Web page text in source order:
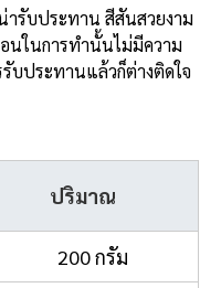
ารับประทาน สีสันสวยงาม
นในการทำนั้นไม่มีความ
บประทานแล้วก็ต่างติดใจ
ปริมาณ
200 กรัม